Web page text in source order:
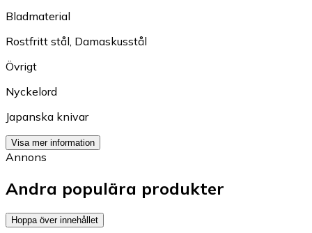
Bladmaterial
Rostfritt stål Damaskusstål
Övrigt
Nyckelord
Japanska knivar
Visa mer information
Annons
Andra populära produkter
Hoppa över innehållet